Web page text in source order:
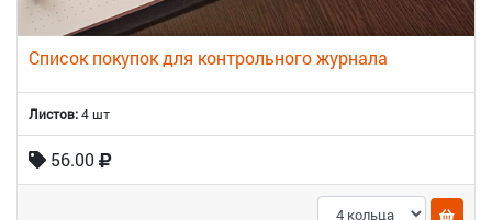
Список покупок для контрольного журнала
Листов:4 шт
56.00